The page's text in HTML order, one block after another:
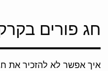
חג פורים
איך אפשר לא להזכיר את